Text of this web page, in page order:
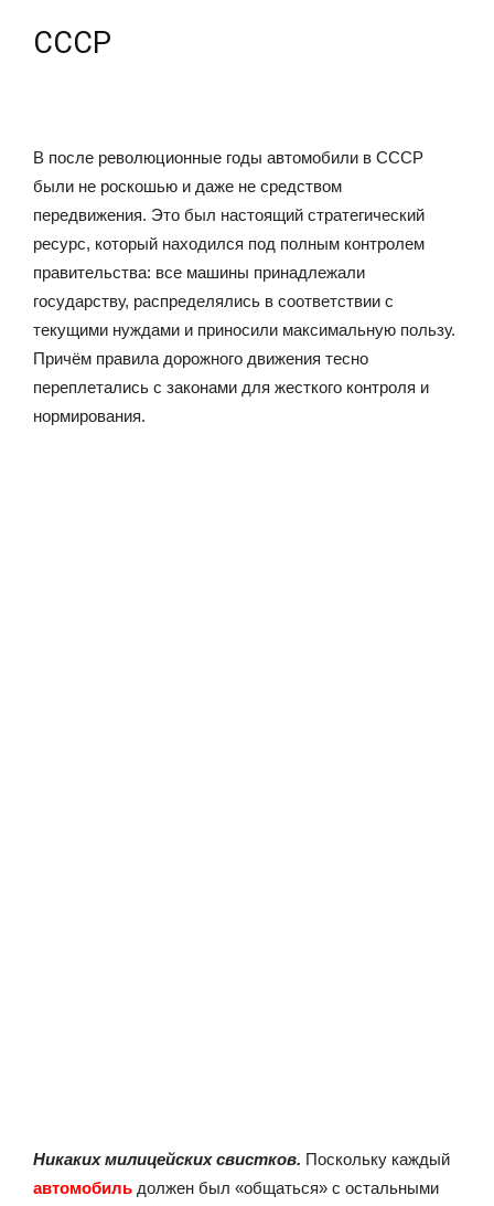
СССР
В после революционные годы автомобили в СССР
были не роскошью и даже не средством
передвижения. Это был настоящий стратегический
ресурс, который находился под полным контролем
правительства: все машины принадлежали
государству, распределялись в соответствии с
текущими нуждами и приносили максимальную пользу.
Причём правила дорожного движения тесно
переплетались с законами для жесткого контроля и
нормирования.
Никаких милицейских свистков. Поскольку каждый
автомобиль должен был «общаться» с остальными